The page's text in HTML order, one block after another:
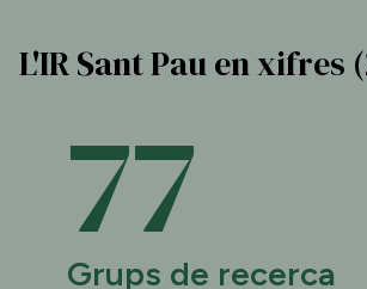
L'IR Sant Pau en xifres
77
Grups de recerca